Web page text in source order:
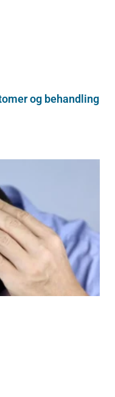
og behandling